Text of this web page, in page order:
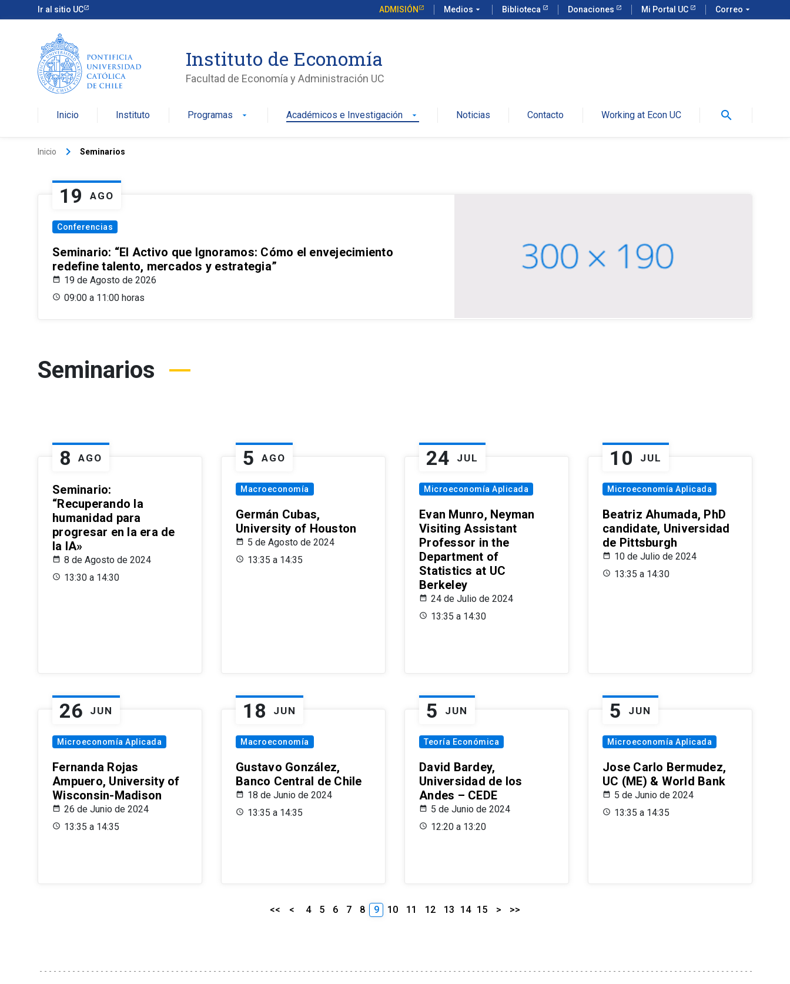
Ir al sitio UC ADMISIÓN Medios arrow_drop_down Biblioteca Donaciones Mi Portal UC Correo arrow_drop_down
Instituto de Economía
Facultad de Economía y Administración UC
Inicio Instituto Programas arrow_drop_down Académicos e Investigación arrow_drop_down Noticias Contacto Working at Econ UC search
Inicio keyboard_arrow_right Seminarios
19 AGO
Conferencias
Seminario: “El Activo que Ignoramos: Cómo el envejecimiento
redefine talento, mercados y estrategia”
19 de Agosto de 2026
09:00 a 11:00 horas
Seminarios
8 AGO
Seminario:
“Recuperando la
humanidad para
progresar en la era de
la IA»
8 de Agosto de 2024
13:30 a 14:30
5 AGO
Macroeconomía
Germán Cubas,
University of Houston
5 de Agosto de 2024
13:35 a 14:35
24 JUL
Microeconomía Aplicada
Evan Munro, Neyman
Visiting Assistant
Professor in the
Department of
Statistics at UC
Berkeley
24 de Julio de 2024
13:35 a 14:30
10 JUL
Microeconomía Aplicada
Beatriz Ahumada, PhD
candidate, Universidad
de Pittsburgh
10 de Julio de 2024
13:35 a 14:30
26 JUN
Microeconomía Aplicada
Fernanda Rojas
Ampuero, University of
Wisconsin-Madison
26 de Junio de 2024
13:35 a 14:35
18 JUN
Macroeconomía
Gustavo González,
Banco Central de Chile
18 de Junio de 2024
13:35 a 14:35
5 JUN
Teoría Económica
David Bardey,
Universidad de los
Andes – CEDE
5 de Junio de 2024
12:20 a 13:20
5 JUN
Microeconomía Aplicada
Jose Carlo Bermudez,
UC (ME) & World Bank
5 de Junio de 2024
13:35 a 14:35
<< < 4 5 6 7 8 9 10 11 12 13 14 15 > >>